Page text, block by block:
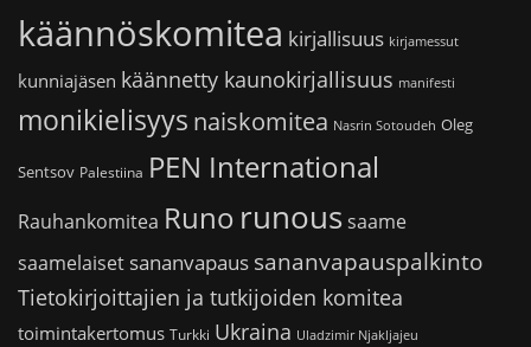
käännöskomitea kirjallisuus kirjamessut
kunniajäsen käännetty kaunokirjallisuus manifesti
monikielisyys naiskomitea Nasrin Sotoudeh Oleg
Sentsov Palestiina PEN International
Rauhankomitea Runo runoussaame
saamelaiset sananvapaus sananvapauspalkinto
Tietokirjoittajien ja tutkijoiden komitea
toimintakertomus Turkki Ukraina Uladzimir Njakljajeu